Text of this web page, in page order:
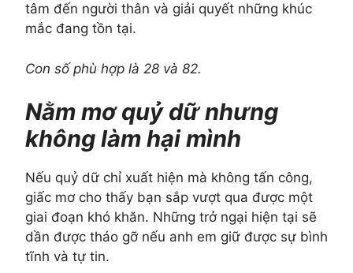
tâm đến người thân và giải quyết những khúc
mắc đang tồn tại.
Con số phù hợp là 28 và 82.
Nằm mơ quỷ dữ nhưng
không làm hại mình
Nếu quỷ dữ chỉ xuất hiện mà không tấn công,
giấc mơ cho thấy bạn sắp vượt qua được một
giai đoạn khó khăn. Những trở ngại hiện tại sẽ
dần được tháo gỡ nếu anh em giữ được sự bình
tĩnh và tự tin.